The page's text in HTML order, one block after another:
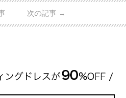
月5日22時～スタートする水曜ドラマ『
ンギン! 』で山藤 そよ役を演じます💁🏻‍♀️
次の記事 →